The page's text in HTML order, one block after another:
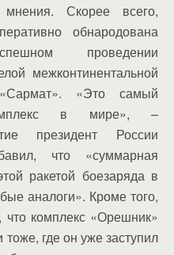
мнения. Скорее всего,
обнародована
проведении
межконтинентальной
«Сармат». «Это самый
в мире», –
президент России
что «суммарная
ракетой боезаряда в
аналоги». Кроме того,
что комплекс «Орешник»
где он уже заступил